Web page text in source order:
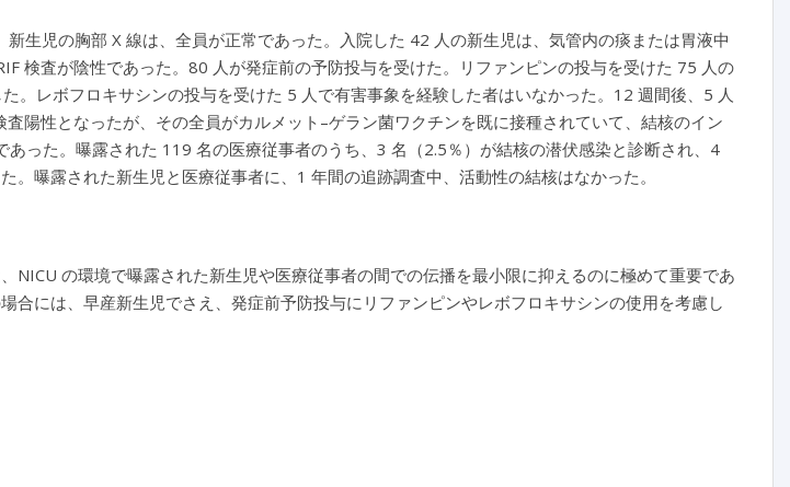
生児の胸部 X 線は、全員が正常であった。入院した 42 人の新生児は、気管内の痰または胃液中
検査が陰性であった。80 人が発症前の予防投与を受けた。リファンピンの投与を受けた 75 人の
。レボフロキサシンの投与を受けた 5 人で有害事象を経験した者はいなかった。12 週間後、5 人
査陽性となったが、その全員がカルメット–ゲラン菌ワクチンを既に接種されていて、結核のイン
あった。曝露された 119 名の医療従事者のうち、3 名（2.5％）が結核の潜伏感染と診断され、4
。曝露された新生児と医療従事者に、1 年間の追跡調査中、活動性の結核はなかった。
NICU の環境で曝露された新生児や医療従事者の間での伝播を最小限に抑えるのに極めて重要であ
合には、早産新生児でさえ、発症前予防投与にリファンピンやレボフロキサシンの使用を考慮し